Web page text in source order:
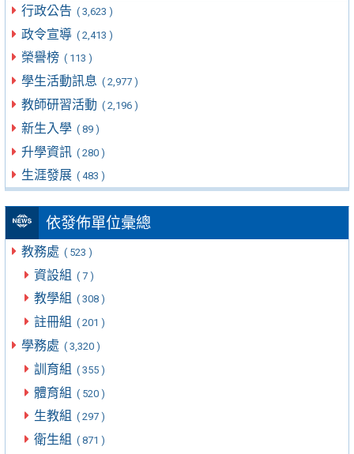
行政公告 ( 3,623 )
政令宣導 ( 2,413 )
榮譽榜 ( 113 )
學生活動訊息 ( 2,977 )
教師研習活動 ( 2,196 )
新生入學 ( 89 )
升學資訊 ( 280 )
生涯發展 ( 483 )
依發佈單位彙總
教務處 ( 523 )
資設組 ( 7 )
教學組 ( 308 )
註冊組 ( 201 )
學務處 ( 3,320 )
訓育組 ( 355 )
體育組 ( 520 )
生教組 ( 297 )
衛生組 ( 871 )